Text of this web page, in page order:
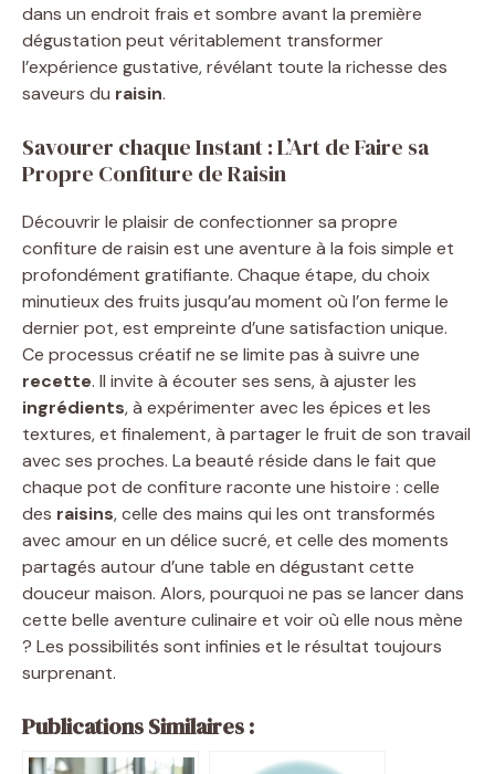
dans un endroit frais et sombre avant la première
dégustation peut véritablement transformer
l’expérience gustative, révélant toute la richesse des
saveurs du raisin.
Savourer chaque Instant : L’Art de Faire sa
Propre Confiture de Raisin
Découvrir le plaisir de confectionner sa propre
confiture de raisin est une aventure à la fois simple et
profondément gratifiante. Chaque étape, du choix
minutieux des fruits jusqu’au moment où l’on ferme le
dernier pot, est empreinte d’une satisfaction unique.
Ce processus créatif ne se limite pas à suivre une
recette. Il invite à écouter ses sens, à ajuster les
ingrédients, à expérimenter avec les épices et les
textures, et finalement, à partager le fruit de son travail
avec ses proches. La beauté réside dans le fait que
chaque pot de confiture raconte une histoire : celle
des raisins, celle des mains qui les ont transformés
avec amour en un délice sucré, et celle des moments
partagés autour d’une table en dégustant cette
douceur maison. Alors, pourquoi ne pas se lancer dans
cette belle aventure culinaire et voir où elle nous mène
? Les possibilités sont infinies et le résultat toujours
surprenant.
Publications Similaires :